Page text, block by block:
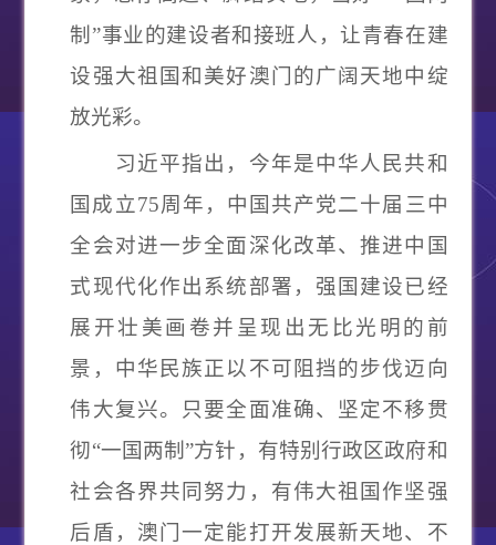
制 ”事业的建设者和接班人，让青春在建
设强大祖国和美好澳门的广阔天地中绽
放光彩。
习近平指出，今年是中华人民共和
国成立75周年，中国共产党二十届三中
全会对进一步全面深化改革、推进中国
式现代化作出系统部署，强国建设已经
展开壮美画卷并呈现出无比光明的前
景，中华民族正以不可阻挡的步伐迈向
伟大复兴。只要全面准确、坚定不移贯
彻“一国两制 ”方针，有特别行政区政府和
社会各界共同努力，有伟大祖国作坚强
后盾，澳门一定能打开发展新天地、不